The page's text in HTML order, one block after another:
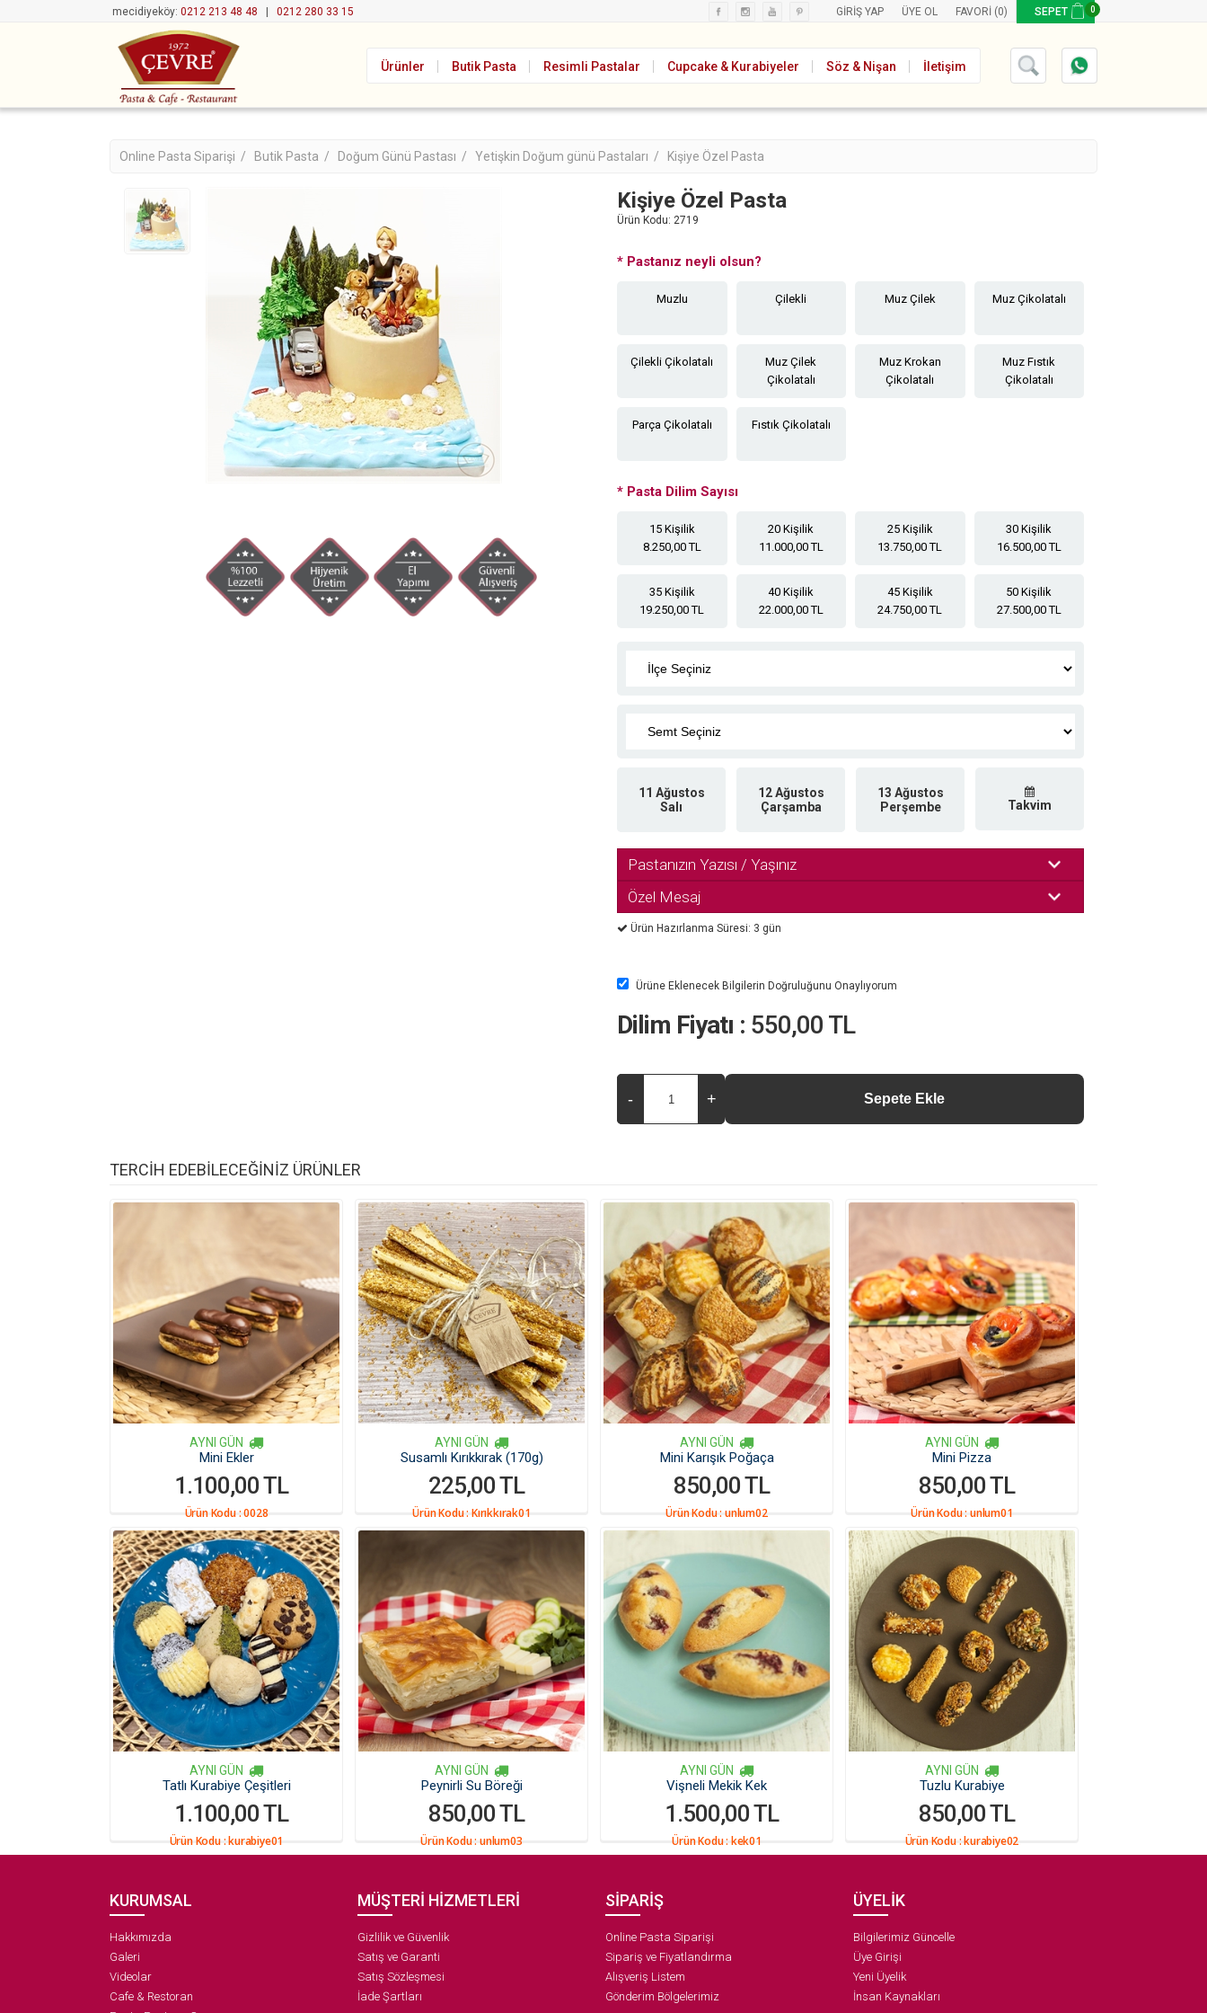
mecidiyeköy: 0212 213 48 48 0212 280 33 15 GIRIŞ YAP ÜYE OL FAVORI (0) SEPET 0
Ürünler Butik Pasta Resimli Pastalar Cupcake & Kurabiyeler Söz & Nişan İletişim
Online Pasta Siparişi / Butik Pasta / Doğum Günü Pastası / Yetişkin Doğum günü Pastaları / Kişiye Özel Pasta
Kişiye Özel Pasta
Ürün Kodu: 2719
* Pastanız neyli olsun?
Muzlu Çilekli Muz Çilek Muz Çikolatalı
Çilekli Çikolatalı
Muz Çilek
Çikolatalı
Muz Krokan
Çikolatalı
Muz Fıstık
Çikolatalı
Parça Çikolatalı Fıstık Çikolatalı
* Pasta Dilim Sayısı
15 Kişilik
8.250,00 TL
20 Kişilik
11.000,00 TL
25 Kişilik
13.750,00 TL
30 Kişilik
16.500,00 TL
35 Kişilik
19.250,00 TL
40 Kişilik
22.000,00 TL
45 Kişilik
24.750,00 TL
50 Kişilik
27.500,00 TL
11 Ağustos
Salı
12 Ağustos
Çarşamba
13 Ağustos
Perşembe
Takvim
Pastanızın Yazısı / Yaşınız
Özel Mesaj
Ürün Hazırlanma Süresi: 3 gün
Ürüne Eklenecek Bilgilerin Doğruluğunu Onaylıyorum
Dilim Fiyatı : 550,00 TL
TERCİH EDEBİLECEĞİNİZ ÜRÜNLER
AYNI GÜN
Mini Ekler
1.100,00 TL
Ürün Kodu :0028
AYNI GÜN
Susamlı Kırıkkırak (170g)
225,00 TL
Ürün Kodu : Kırıkkırak01
AYNI GÜN
Mini Karışık Poğaça
850,00 TL
Ürün Kodu : unlum02
AYNI GÜN
Mini Pizza
850,00 TL
Ürün Kodu : unlum01
AYNI GÜN
Tatlı Kurabiye Çeşitleri
1.100,00 TL
Ürün Kodu :kurabiye01
AYNI GÜN
Peynirli Su Böreği
850,00 TL
Ürün Kodu : unlum03
AYNI GÜN
Vişneli Mekik Kek
1.500,00 TL
Ürün Kodu : kek01
AYNI GÜN
Tuzlu Kurabiye
850,00 TL
Ürün Kodu :kurabiye02
KURUMSAL
Hakkımızda
Galeri
Videolar
Cafe & Restoran
MÜŞTERİ HİZMETLERİ
Gizlilik ve Güvenlik
Satış ve Garanti
Satış Sözleşmesi
İade Şartları
SİPARİŞ
Online Pasta Siparişi
Sipariş ve Fiyatlandırma
Alışveriş Listem
Gönderim Bölgelerimiz
ÜYELİK
Bilgilerimiz Güncelle
Üye Girişi
Yeni Üyelik
İnsan Kaynakları